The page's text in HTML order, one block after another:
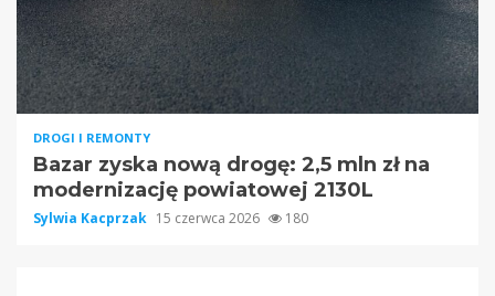
DROGI I REMONTY
Bazar zyska nową drogę: 2,5 mln zł na
modernizację powiatowej 2130L
Sylwia Kacprzak 15 czerwca 2026 180